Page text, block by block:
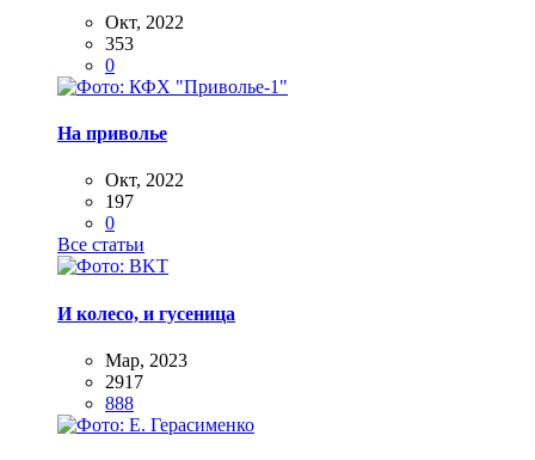
Окт, 2022
353
0
На приволье
Окт, 2022
197
0
Все статьи
И колесо, и гусеница
Мар, 2023
2917
888